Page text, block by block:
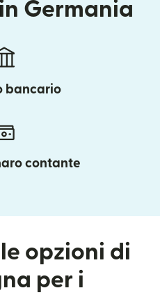
Germania
bancario
contante
opzioni di
per i